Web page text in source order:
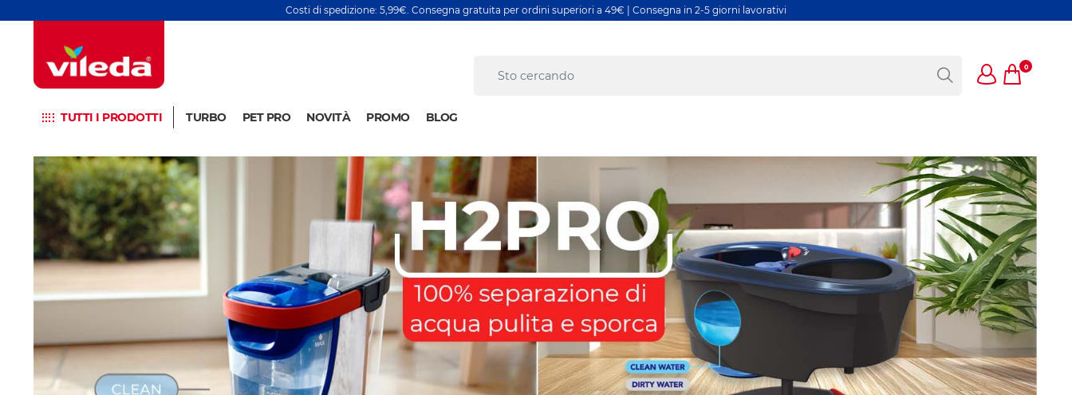
Costi di spedizione: 5,99€. Consegna gratuita per ordini superiori a 49€ | Consegna in 2-5 giorni lavorativi
0
TUTTI I PRODOTTI TURBO PET PRO NOVITÀ PROMO BLOG